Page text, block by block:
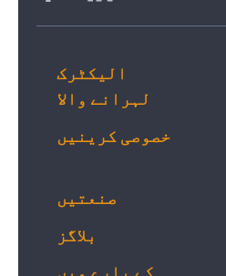
الیکٹرک
لہرانے والا
خصوصی کرینیں
صنعتیں
بلاگز
کے بارے میں